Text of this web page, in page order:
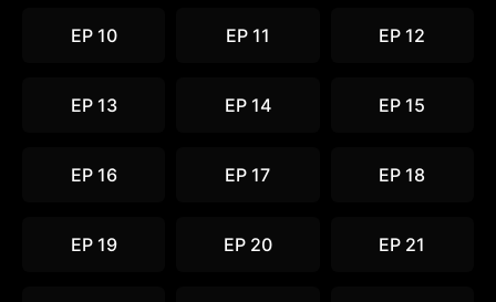
EP 10 EP 11 EP 12
EP 13 EP 14 EP 15
EP 16 EP 17 EP 18
EP 19 EP 20 EP 21